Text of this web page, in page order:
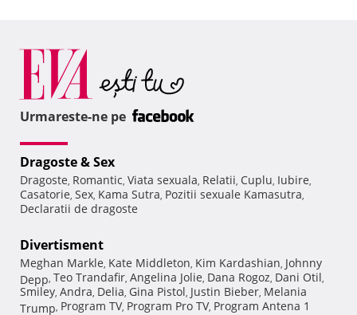
Urmareste-ne pe
Dragoste & Sex
Dragoste, Romantic, Viata sexuala, Relatii, Cuplu, Iubire,
Casatorie, Sex, Kama Sutra, Pozitii sexuale Kamasutra,
Declaratii de dragoste
Divertisment
Meghan Markle, Kate Middleton, Kim Kardashian, Johnny
Depp, Teo Trandafir, Angelina Jolie, Dana Rogoz, Dani Otil,
Smiley, Andra, Delia, Gina Pistol, Justin Bieber, Melania
Trump, Program TV, Program Pro TV, Program Antena 1